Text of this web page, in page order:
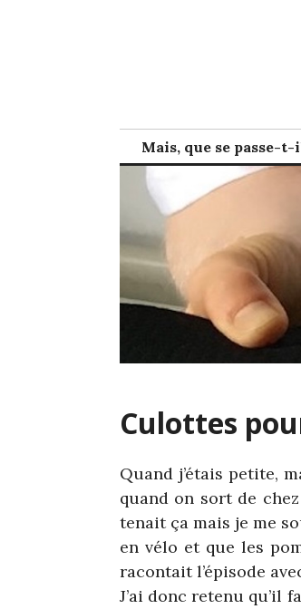
Mais, que se passe-t-
Culottes
Quand j’étais petite,
quand on sort de
tenait ça mais je me
en vélo et que les
racontait l’épisode
J’ai donc retenu qu’il